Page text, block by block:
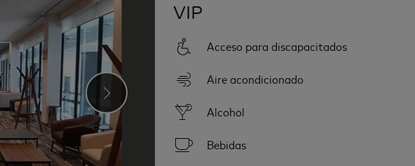
›
VIP
Acceso para discapacitados
Aire acondicionado
Alcohol
Bebidas